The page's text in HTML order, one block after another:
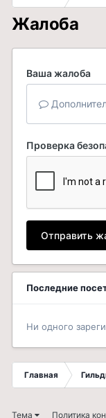
Жалоба
Ваша жалоба
Проверка
Отправить
Последние
Ни одного
Главная
Тема Политика